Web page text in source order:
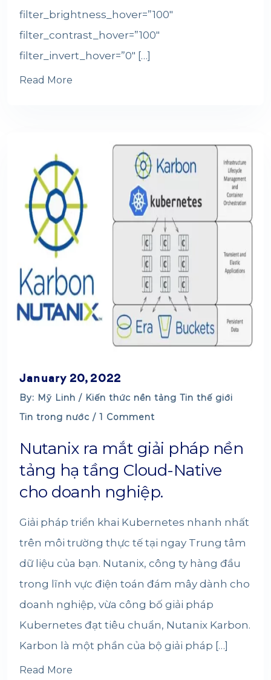
filter_brightness_hover=”100″
filter_contrast_hover=”100″
filter_invert_hover=”0″ […]
Read More
January 20, 2022
By: Mỹ Linh / Kiến thức nền tảng Tin thế giới
Tin trong nước / 1 Comment
Nutanix ra mắt giải pháp nền
tảng hạ tầng Cloud-Native
cho doanh nghiệp.
Giải pháp triển khai Kubernetes nhanh nhất
trên môi trường thực tế tại ngay Trung tâm
dữ liệu của bạn. Nutanix, công ty hàng đầu
trong lĩnh vực điện toán đám mây dành cho
doanh nghiệp, vừa công bố giải pháp
Kubernetes đạt tiêu chuẩn, Nutanix Karbon.
Karbon là một phần của bộ giải pháp […]
Read More